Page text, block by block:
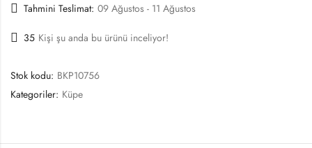
Tahmini Teslimat: 09 Ağustos - 11 Ağustos
35 Kişi şu anda bu ürünü inceliyor!
Stok kodu: BKP10756
Kategoriler: Küpe